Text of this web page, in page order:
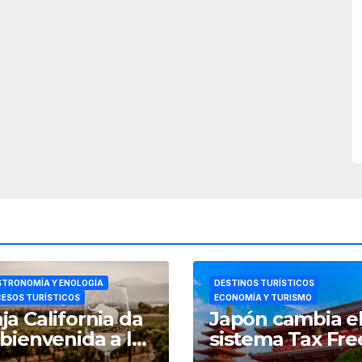
Y ENOLOGÍA
TURÍSTICOS
California da
a las
DESTINOS TURÍSTICOS
ECONOMÍA Y TURISMO
Japón cambia
sistema Tax